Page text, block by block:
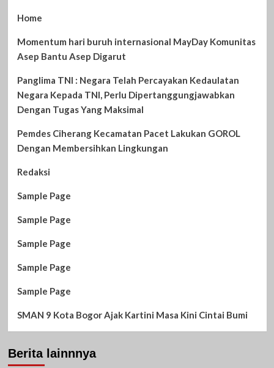
Home
Momentum hari buruh internasional MayDay Komunitas
Asep Bantu Asep Digarut
Panglima TNI : Negara Telah Percayakan Kedaulatan
Negara Kepada TNI, Perlu Dipertanggungjawabkan
Dengan Tugas Yang Maksimal
Pemdes Ciherang Kecamatan Pacet Lakukan GOROL
Dengan Membersihkan Lingkungan
Redaksi
Sample Page
Sample Page
Sample Page
Sample Page
Sample Page
SMAN 9 Kota Bogor Ajak Kartini Masa Kini Cintai Bumi
Berita lainnnya